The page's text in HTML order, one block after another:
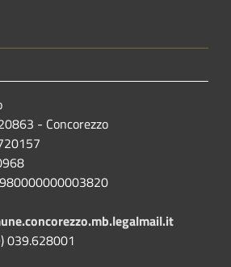
- Concorezzo
039.628001